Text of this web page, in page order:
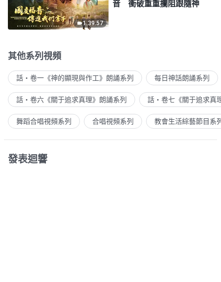
1:39:57
音 衝破重重攔阻跟隨神
其他系列視頻
話・卷一《神的顯現與作工》朗誦系列 每日神話朗誦系列
話・卷六《關于追求真理》朗誦系列 話・卷七《關于追求真
舞蹈合唱視頻系列 合唱視頻系列 教會生活綜藝節目系
發表迴響